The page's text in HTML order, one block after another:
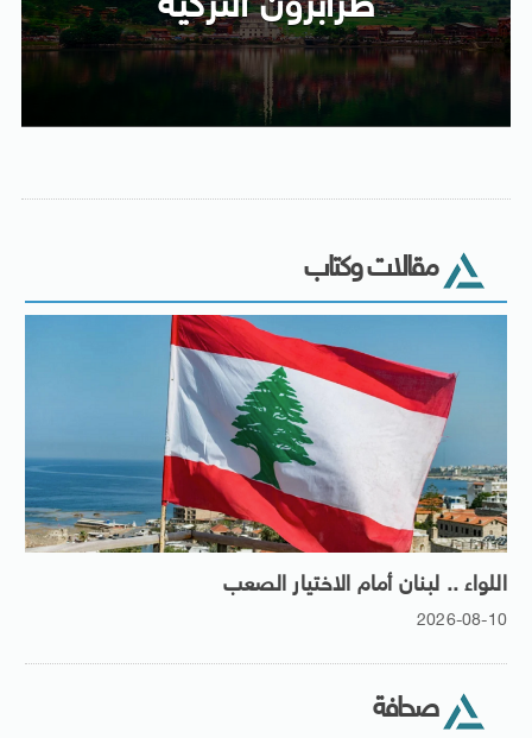
مقالات وكتاب
اللواء .. لبنان أمام الاختيار الصعب
2026-08-10
صحافة